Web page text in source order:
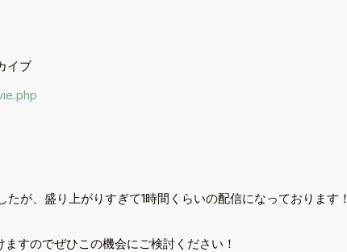
イブ
が、盛り上がりすぎて1時間くらいの配信になっております！
すのでぜひこの機会にご検討ください！